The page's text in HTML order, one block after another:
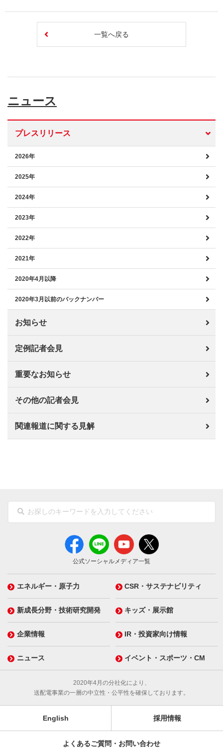
一覧へ戻る
ニュース
プレスリリース
2026年
2025年
2024年
2023年
2022年
2021年
2020年4月以降
2020年3月以前のバックナンバー
お知らせ
定例記者会見
重要なお知らせ
その他の記者会見
関連報道に関する見解
公式ソーシャルメディア一覧
エネルギー・原子力 CSR・サステナビリティ
新成長分野・技術研究開発 キッズ・展示館
企業情報 IR・投資家向け情報
ニュース イベント・スポーツ・CM
2020年4月の分社化により、
送配電事業の一層の中立性・公平性を確保しております。
English 採用情報
よくあるご質問・お問い合わせ